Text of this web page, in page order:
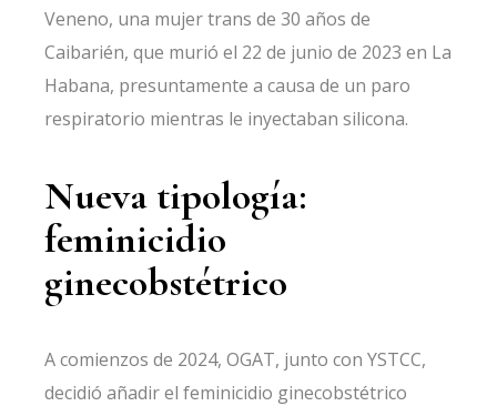
Veneno, una mujer trans de 30 años de
Caibarién, que murió el 22 de junio de 2023 en La
Habana, presuntamente a causa de un paro
respiratorio mientras le inyectaban silicona.
Nueva tipología:
feminicidio
ginecobstétrico
A comienzos de 2024, OGAT, junto con YSTCC,
decidió añadir el feminicidio ginecobstétrico